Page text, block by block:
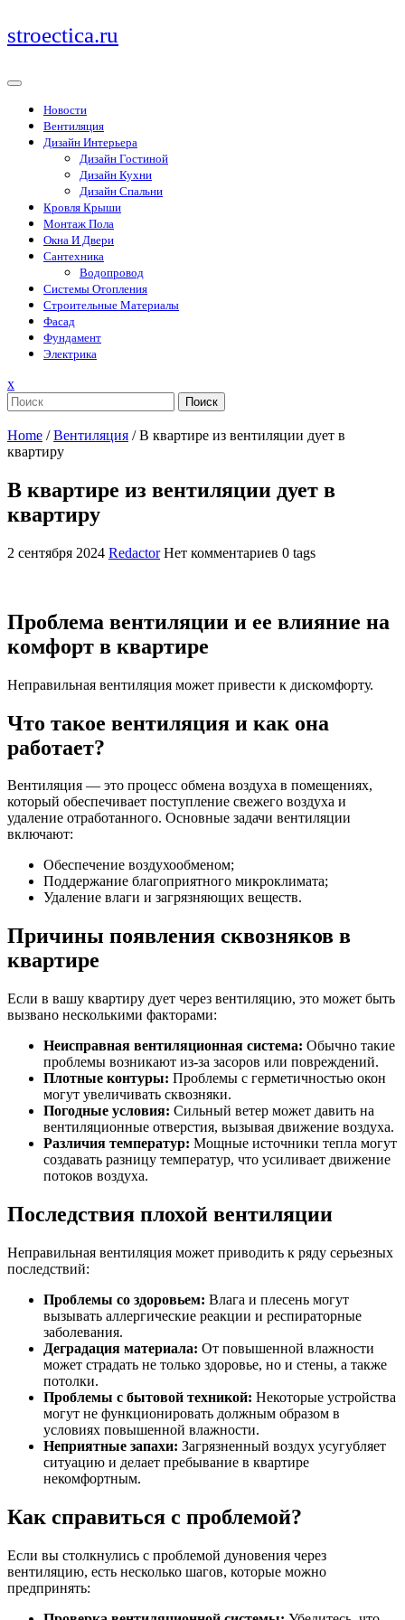
Перейти
к
stroectica.ru
Новости
Вентиляция
Дизайн Интерьера
Дизайн Гостиной
Дизайн Кухни
Дизайн Спальни
Кровля Крыши
Монтаж Пола
Окна И Двери
Сантехника
Водопровод
Системы Отопления
Строительные Материалы
Фасад
Фундамент
Электрика
xЗакрыть
меню
Поиск
Home /Вентиляция /В квартире из вентиляции дует в
квартиру
В квартире из вентиляции дует в
квартиру
2 сентября 2024 Redactor Нет комментариев 0 tags
Проблема вентиляции и ее влияние на
комфорт в квартире
Неправильная вентиляция может привести к дискомфорту.
Что такое вентиляция и как она
работает?
Вентиляция — это процесс обмена воздуха в помещениях,
который обеспечивает поступление свежего воздуха и
удаление отработанного. Основные задачи вентиляции
включают:
Обеспечение воздухообменом;
Поддержание благоприятного микроклимата;
Удаление влаги и загрязняющих веществ.
Причины появления сквозняков в
квартире
Если в вашу квартиру дует через вентиляцию, это может быть
вызвано несколькими факторами:
Неисправная вентиляционная система: Обычно такие
проблемы возникают из-за засоров или повреждений.
Плотные контуры: Проблемы с герметичностью окон
могут увеличивать сквозняки.
Погодные условия: Сильный ветер может давить на
вентиляционные отверстия, вызывая движение воздуха.
Различия температур: Мощные источники тепла могут
создавать разницу температур, что усиливает движение
потоков воздуха.
Последствия плохой вентиляции
Неправильная вентиляция может приводить к ряду серьезных
последствий:
Проблемы со здоровьем: Влага и плесень могут
вызывать аллергические реакции и респираторные
заболевания.
Деградация материала: От повышенной влажности
может страдать не только здоровье, но и стены, а также
потолки.
Проблемы с бытовой техникой: Некоторые устройства
могут не функционировать должным образом в
условиях повышенной влажности.
Неприятные запахи: Загрязненный воздух усугубляет
ситуацию и делает пребывание в квартире
некомфортным.
Как справиться с проблемой?
Если вы столкнулись с проблемой дуновения через
вентиляцию, есть несколько шагов, которые можно
предпринять: